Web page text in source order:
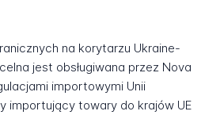
na korytarzu Ukraine-
jest obsługiwana przez Nova
importowymi Unii
importujący towary do krajów UE